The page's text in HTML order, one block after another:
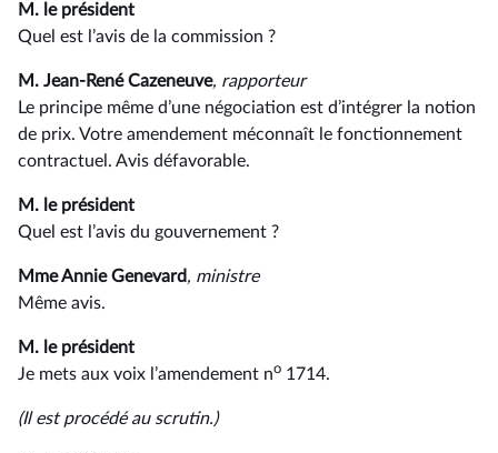
M. le président
Quel est l’avis de la commission ?
M. Jean-René Cazeneuve, rapporteur
Le principe même d’une négociation est d’intégrer la notion
de prix. Votre amendement méconnaît le fonctionnement
contractuel. Avis défavorable.
M. le président
Quel est l’avis du gouvernement ?
Mme Annie Genevard, ministre
Même avis.
M. le président
Je mets aux voix l’amendement no 1714.
(Il est procédé au scrutin.)